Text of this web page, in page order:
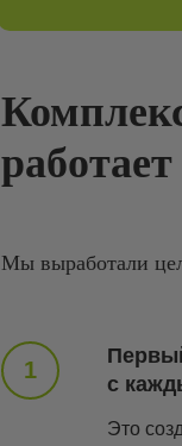
работает
Мы выработали
с
Это